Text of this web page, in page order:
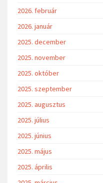
2026. február
2026. január
2025. december
2025. november
2025. október
2025. szeptember
2025. augusztus
2025. július
2025. június
2025. május
2025. április